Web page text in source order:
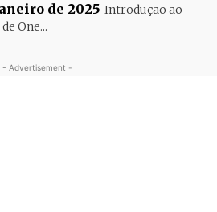
de 2025 Introdução ao
One...
- Advertisement -